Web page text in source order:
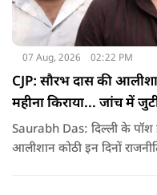
07 Aug, 2026 02:22 PM
CJP: सौरभ दास की
महीना किराया... जांच में
Saurabh Das: दिल्ली के
आलीशान कोठी इन दिनों